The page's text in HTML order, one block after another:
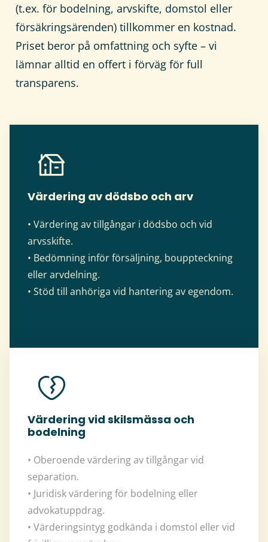
(t.ex. för bodelning, arvskifte, domstol eller
försäkringsärenden) tillkommer en kostnad.
Priset beror på omfattning och syfte – vi
lämnar alltid en offert i förväg för full
transparens.
Värdering vid skilsmässa och
bodelning
• Oberoende värdering av tillgångar vid
separation.
• Juridisk värdering för bodelning eller
advokatuppdrag.
• Värderingsintyg godkända i domstol eller vid
Värdering av dödsbo och arv
• Värdering av tillgångar i dödsbo och vid
arvsskifte.
• Bedömning inför försäljning, bouppteckning
eller arvdelning.
• Stöd till anhöriga vid hantering av egendom.